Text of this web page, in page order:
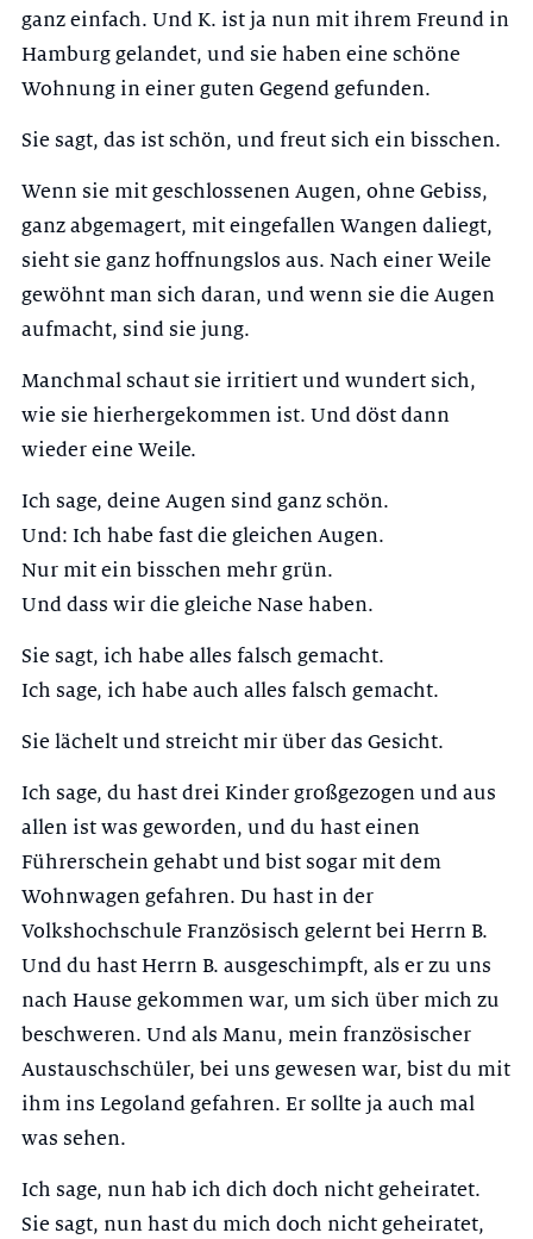
ganz einfach. Und K. ist ja nun mit ihrem Freund in
Hamburg gelandet, und sie haben eine schöne
Wohnung in einer guten Gegend gefunden.
Sie sagt, das ist schön, und freut sich ein bisschen.
Wenn sie mit geschlossenen Augen, ohne Gebiss,
ganz abgemagert, mit eingefallen Wangen daliegt,
sieht sie ganz hoffnungslos aus. Nach einer Weile
gewöhnt man sich daran, und wenn sie die Augen
aufmacht, sind sie jung.
Manchmal schaut sie irritiert und wundert sich,
wie sie hierhergekommen ist. Und döst dann
wieder eine Weile.
Ich sage, deine Augen sind ganz schön.
Und: Ich habe fast die gleichen Augen.
Nur mit ein bisschen mehr grün.
Und dass wir die gleiche Nase haben.
Sie sagt, ich habe alles falsch gemacht.
Ich sage, ich habe auch alles falsch gemacht.
Sie lächelt und streicht mir über das Gesicht.
Ich sage, du hast drei Kinder großgezogen und aus
allen ist was geworden, und du hast einen
Führerschein gehabt und bist sogar mit dem
Wohnwagen gefahren. Du hast in der
Volkshochschule Französisch gelernt bei Herrn B.
Und du hast Herrn B. ausgeschimpft, als er zu uns
nach Hause gekommen war, um sich über mich zu
beschweren. Und als Manu, mein französischer
Austauschschüler, bei uns gewesen war, bist du mit
ihm ins Legoland gefahren. Er sollte ja auch mal
was sehen.
Ich sage, nun hab ich dich doch nicht geheiratet.
Sie sagt, nun hast du mich doch nicht geheiratet,